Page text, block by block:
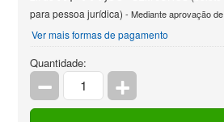
para pessoa jurídica) - Mediante aprovação
Ver mais formas de pagamento
Quantidade: